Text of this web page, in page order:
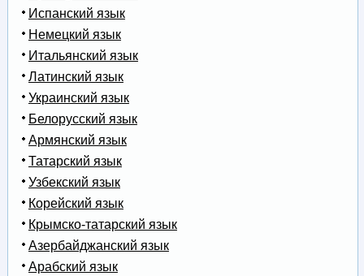
Испанский язык
Немецкий язык
Итальянский язык
Латинский язык
Украинский язык
Белорусский язык
Армянский язык
Татарский язык
Узбекский язык
Корейский язык
Крымско-татарский язык
Азербайджанский язык
Арабский язык